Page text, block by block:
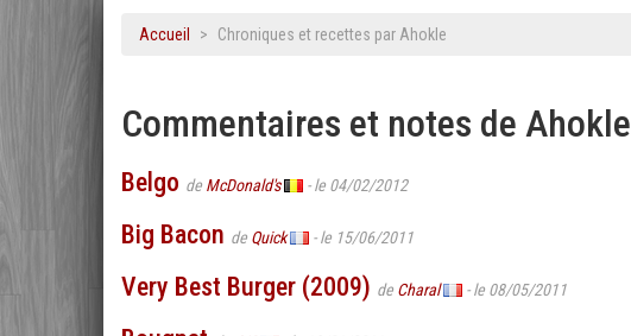
Accueil Chroniques et recettes par Ahokle
Commentaires et notes de Ahokle
Belgo de McDonald's - le 04/02/2012
Big Bacon de Quick - le 15/06/2011
Very Best Burger (2009) de Charal - le 08/05/2011